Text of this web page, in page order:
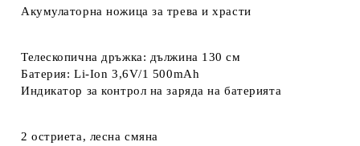
Акумулаторна ножица за трева и храсти
Телескопична дръжка: дължина 130 см
Батерия: Li-Ion 3,6V/1 500mAh
Индикатор за контрол на заряда на батерията
2 остриета, лесна смяна